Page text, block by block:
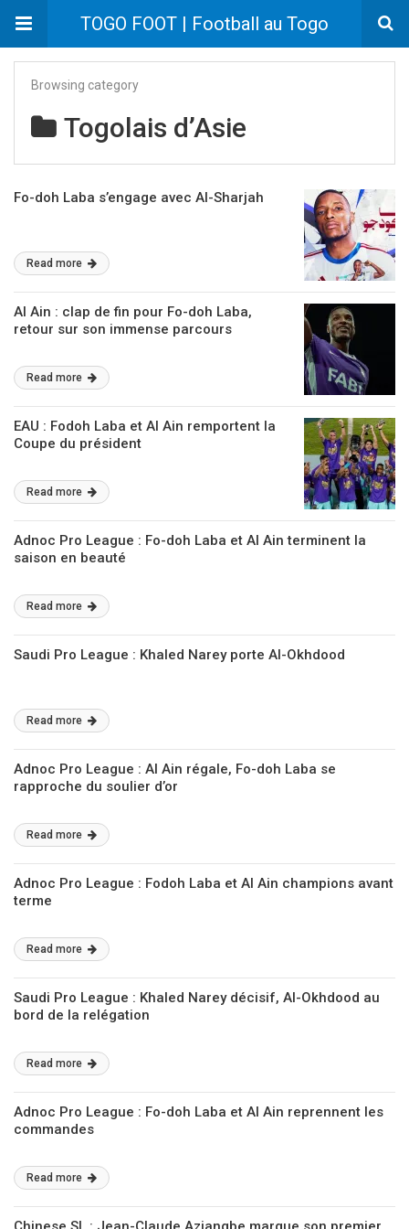
TOGO FOOT | Football au Togo
Browsing category
Togolais d’Asie
Fo-doh Laba s’engage avec Al-Sharjah
Read more
Al Ain : clap de fin pour Fo-doh Laba,
retour sur son immense parcours
Read more
EAU : Fodoh Laba et Al Ain remportent la
Coupe du président
Read more
Adnoc Pro League : Fo-doh Laba et Al Ain terminent la
saison en beauté
Read more
Saudi Pro League : Khaled Narey porte Al-Okhdood
Read more
Adnoc Pro League : Al Ain régale, Fo-doh Laba se
rapproche du soulier d’or
Read more
Adnoc Pro League : Fodoh Laba et Al Ain champions avant
terme
Read more
Saudi Pro League : Khaled Narey décisif, Al-Okhdood au
bord de la relégation
Read more
Adnoc Pro League : Fo-doh Laba et Al Ain reprennent les
commandes
Read more